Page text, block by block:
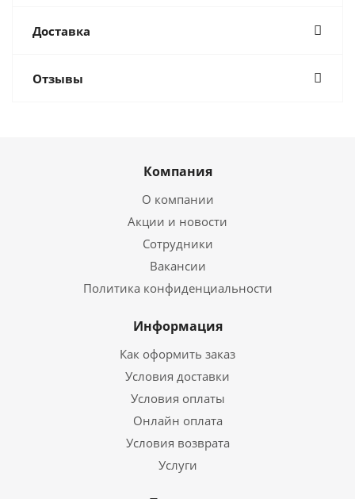
Доставка
Отзывы
Компания
О компании
Акции и новости
Сотрудники
Вакансии
Политика конфиденциальности
Информация
Как оформить заказ
Условия доставки
Условия оплаты
Онлайн оплата
Условия возврата
Услуги